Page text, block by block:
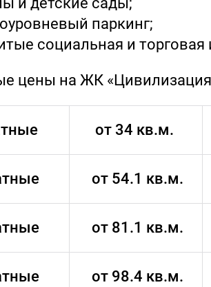
паркинг;
социальная и
цены на ЖК
от 34 кв.м.
от 54.1 кв.м.
от 81.1 кв.м.
от 98.4 кв.м.